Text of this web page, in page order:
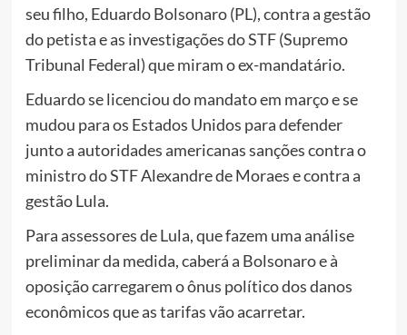
seu filho, Eduardo Bolsonaro (PL), contra a gestão
do petista e as investigações do STF (Supremo
Tribunal Federal) que miram o ex-mandatário.
Eduardo se licenciou do mandato em março e se
mudou para os Estados Unidos para defender
junto a autoridades americanas sanções contra o
ministro do STF Alexandre de Moraes e contra a
gestão Lula.
Para assessores de Lula, que fazem uma análise
preliminar da medida, caberá a Bolsonaro e à
oposição carregarem o ônus político dos danos
econômicos que as tarifas vão acarretar.